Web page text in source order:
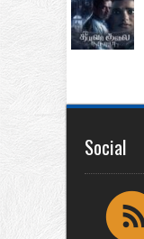
Social